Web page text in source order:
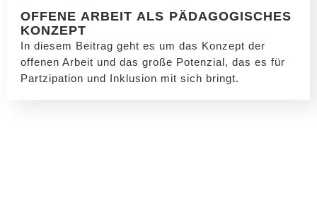
OFFENE ARBEIT ALS PÄDAGOGISCHES
KONZEPT
In diesem Beitrag geht es um das Konzept der
offenen Arbeit und das große Potenzial, das es für
Partzipation und Inklusion mit sich bringt.